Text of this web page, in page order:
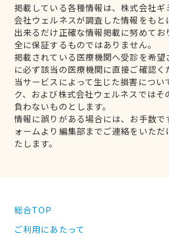
掲載している各種情報は、株式会社ギ
会社ウェルネスが調査した情報をもと
出来るだけ正確な情報掲載に努めて
全に保証するものではありません。
掲載されている医療機関へ受診を希
に必ず該当の医療機関に直接ご確認く
当サービスによって生じた損害につい
ク、および株式会社ウェルネスではそ
負わないものとします。
情報に誤りがある場合には、お手数で
ォームより編集部までご連絡をいただ
たします。
総合TOP
ご利用にあたって